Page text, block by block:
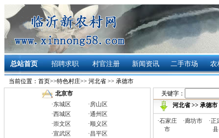
总站首页 招聘求职 村官注册 新闻资讯 二手市场 农
当前位置： 首页>>特色村庄>> 河北省 >> 承德市
北京市
·东城区 ·房山区
·西城区 ·通州区
·崇文区 ·顺义区
·宣武区 ·昌平区
关键字：
河北省>> 承德市
·石家庄
市
·廊坊市 ·正
县